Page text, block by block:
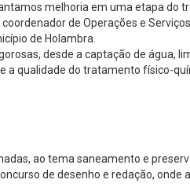
melhoria em uma etapa do
de Operações e
de Holambra.
desde a captação de água,
qualidade do tratamento físico-
ao tema saneamento e
de desenho e redação, onde